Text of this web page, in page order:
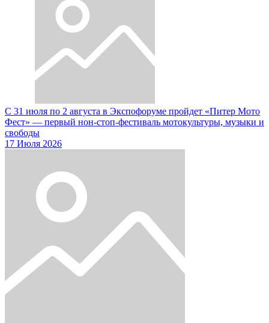
С 31 июля по 2 августа в Экспофоруме пройдет «Питер Мото
Фест» — первый нон-стоп-фестиваль мотокультуры, музыки и
свободы
17 Июля 2026